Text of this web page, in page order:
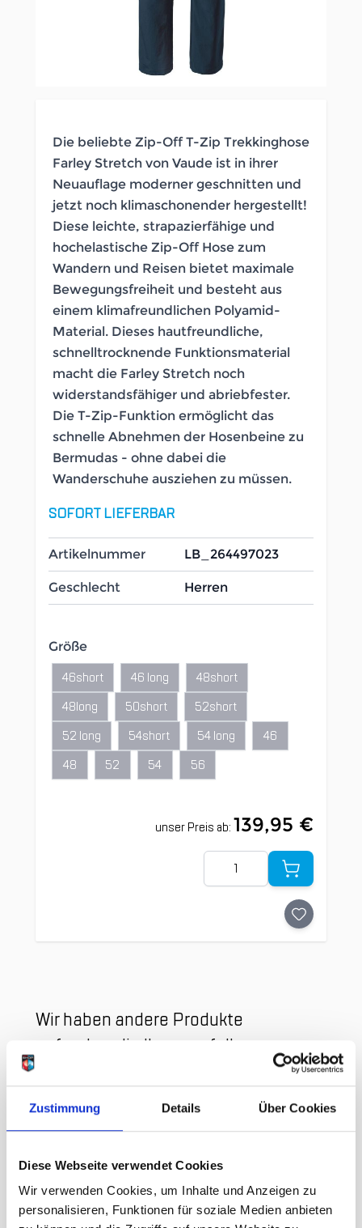
Zustimmung Details Über Cookies
Diese Webseite verwendet Cookies
Wir verwenden Cookies, um Inhalte und Anzeigen zu
personalisieren, Funktionen für soziale Medien anbieten
Die beliebte Zip-Off T-Zip Trekkinghose
Farley Stretch von Vaude ist in ihrer
Neuauflage moderner geschnitten und
jetzt noch klimaschonender hergestellt!
Diese leichte, strapazierfähige und
hochelastische Zip-Off Hose zum
Wandern und Reisen bietet maximale
Bewegungsfreiheit und besteht aus
einem klimafreundlichen Polyamid-
Material. Dieses hautfreundliche,
schnelltrocknende Funktionsmaterial
macht die Farley Stretch noch
widerstandsfähiger und abriebfester.
Die T-Zip-Funktion ermöglicht das
schnelle Abnehmen der Hosenbeine zu
Bermudas - ohne dabei die
Wanderschuhe ausziehen zu müssen.
SOFORT LIEFERBAR
Artikelnummer LB_264497023
Geschlecht Herren
Größe
46short 46 long
48short
48long
50short
52short
52 long
54short 54 long
46
48
52 54 56
unser Preis ab:139,95 €
Menge
Clicken, um das Karussell zu überspringen
Wir haben andere Produkte
gefunden, die Ihnen gefallen